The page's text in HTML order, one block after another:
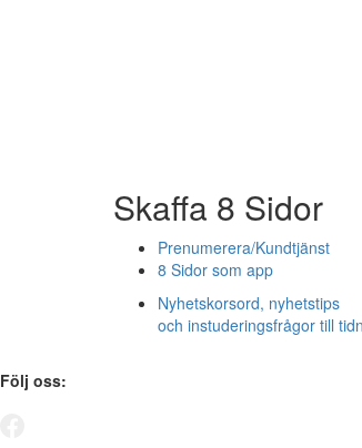
Skaffa 8 Sidor
Prenumerera/Kundtjänst
8 Sidor som app
Nyhetskorsord, nyhetstips
och instuderingsfrågor till
Följ oss: